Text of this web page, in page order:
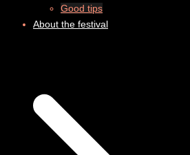
Good tips
About the festival